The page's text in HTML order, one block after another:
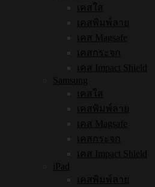
เคสใส
เคสพิมพ์ลาย
เคส Magsafe
เคสกระจก
เคส Impact Shield
Samsung
เคสใส
เคสพิมพ์ลาย
เคส Magsafe
เคสกระจก
เคส Impact Shield
iPad
เคสพิมพ์ลาย